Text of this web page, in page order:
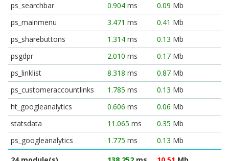
ps_searchbar
0.904 ms 0.09 Mb
ps_mainmenu
3.471 ms 0.41 Mb
ps_sharebuttons
1.314 ms 0.13 Mb
psgdpr
2.010 ms 0.17 Mb
ps_linklist
8.318 ms 0.87 Mb
ps_customeraccountlinks
1.785 ms 0.13 Mb
ht_googleanalytics
0.606 ms 0.06 Mb
statsdata
11.065 ms 0.35 Mb
ps_googleanalytics
1.775 ms 0.13 Mb